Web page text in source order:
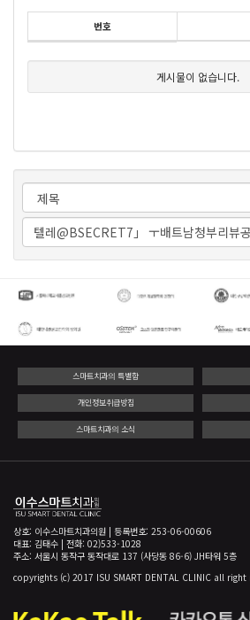
번호
게시물이 없습니다.
스마트치과의 특별함
개인정보취급방침
스마트치과의 소식
상호: 이수스마트치과의원 | 등록번호: 253-06-00606
대표: 김태수 | 전화: 02)533-1028
주소: 서울시 동작구 동작대로 137 (사당동 86-6) JH타워 5층
copyrights (c) 2017 ISU SMART DENTAL CLINIC all right